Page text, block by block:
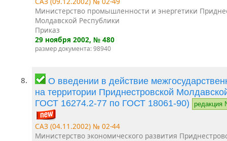
Министерство промышленности и энергетики
Молдавской Республики
Приказ
29 ноября 2002, № 480
размер документа: 98940
8.
О введении в действие
на территории Приднестровской
ГОСТ 16274.2-77 по ГОСТ 18061-90)
редакция
САЗ (04.11.2002) № 02-44
Министерство экономического развития